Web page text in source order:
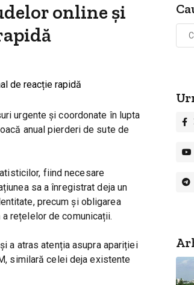
online și
urgente și coordonate în lupta
anual pierderi de sute de
fiind necesare
sa a înregistrat deja un
precum și obligarea
rețelelor de comunicații.
a atras atenția asupra apariției
similară celei deja existente
Caută